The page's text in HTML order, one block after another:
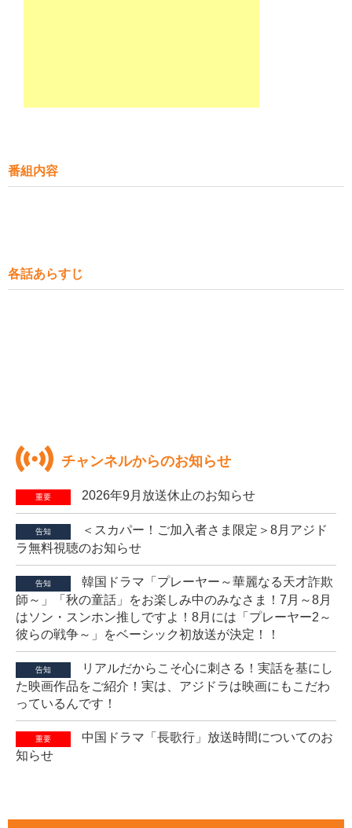
番組内容
各話あらすじ
チャンネルからのお知らせ
重要 2026年9月放送休止のお知らせ
告知
＜スカパー！ご加入者さま限定＞8月アジド
ラ無料視聴のお知らせ
告知
韓国ドラマ「プレーヤー～華麗なる天才詐欺
師～」「秋の童話」をお楽しみ中のみなさま！7月～8月
はソン・スンホン推しですよ！8月には「プレーヤー2～
彼らの戦争～」をベーシック初放送が決定！！
告知
リアルだからこそ心に刺さる！実話を基にし
た映画作品をご紹介！実は、アジドラは映画にもこだわ
っているんです！
重要
中国ドラマ「長歌行」放送時間についてのお
知らせ